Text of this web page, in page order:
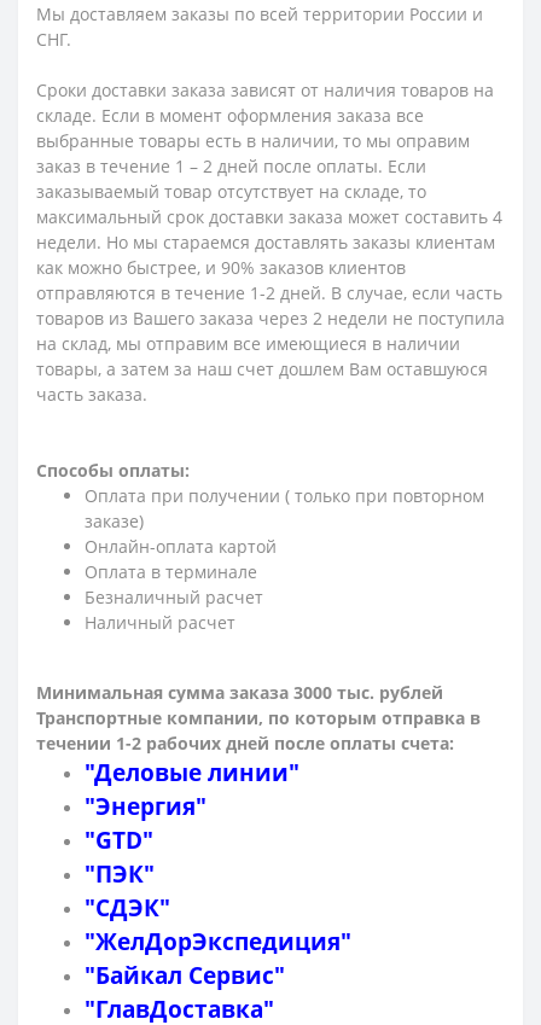
Мы доставляем заказы по всей территории России и
СНГ.
Сроки доставки заказа зависят от наличия товаров на
складе. Если в момент оформления заказа все
выбранные товары есть в наличии, то мы оправим
заказ в течение 1 – 2 дней после оплаты. Если
заказываемый товар отсутствует на складе, то
максимальный срок доставки заказа может составить 4
недели. Но мы стараемся доставлять заказы клиентам
как можно быстрее, и 90% заказов клиентов
отправляются в течение 1-2 дней. В случае, если часть
товаров из Вашего заказа через 2 недели не поступила
на склад, мы отправим все имеющиеся в наличии
товары, а затем за наш счет дошлем Вам оставшуюся
часть заказа.
Способы оплаты:
Оплата при получении ( только при повторном
заказе)
Онлайн-оплата картой
Оплата в терминале
Безналичный расчет
Наличный расчет
Минимальная сумма заказа 3000 тыс. рублей
Транспортные компании, по которым отправка в
течении 1-2 рабочих дней после оплаты счета:
"Деловые линии"
"Энергия"
"GTD"
"ПЭК"
"СДЭК"
"ЖелДорЭкспедиция"
"Байкал Сервис"
"ГлавДоставка"